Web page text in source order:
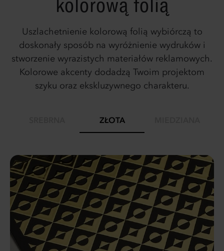
Uszlachetnienie kolorową folią wybiórczą to
doskonały sposób na wyróżnienie wydruków i
stworzenie wyrazistych materiałów reklamowych.
Kolorowe akcenty dodadzą Twoim projektom
szyku oraz ekskluzywnego charakteru.
ZŁOTA